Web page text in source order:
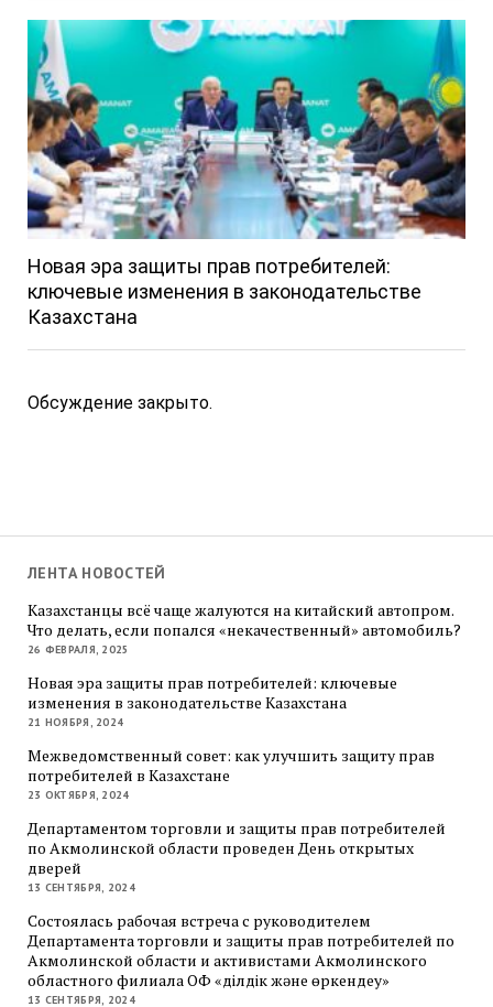
Новая эра защиты прав потребителей:
ключевые изменения в законодательстве
Казахстана
Обсуждение закрыто.
ЛЕНТА НОВОСТЕЙ
Казахстанцы всё чаще жалуются на китайский автопром.
Что делать, если попался «некачественный» автомобиль?
26 ФЕВРАЛЯ, 2025
Новая эра защиты прав потребителей: ключевые
изменения в законодательстве Казахстана
21 НОЯБРЯ, 2024
Межведомственный совет: как улучшить защиту прав
потребителей в Казахстане
23 ОКТЯБРЯ, 2024
Департаментом торговли и защиты прав потребителей
по Акмолинской области проведен День открытых
дверей
13 СЕНТЯБРЯ, 2024
Состоялась рабочая встреча с руководителем
Департамента торговли и защиты прав потребителей по
Акмолинской области и активистами Акмолинского
областного филиала ОФ «Әділдік және өркендеу»
13 СЕНТЯБРЯ, 2024